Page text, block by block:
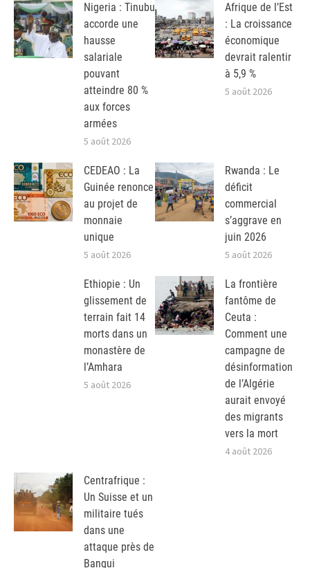
Nigeria : Tinubu
accorde une
hausse
salariale
pouvant
atteindre 80 %
aux forces
armées
5 août 2026
Afrique de l’Est
: La croissance
économique
devrait ralentir
à 5,9 %
5 août 2026
CEDEAO : La
Guinée renonce
au projet de
monnaie
unique
5 août 2026
Rwanda : Le
déficit
commercial
s’aggrave en
juin 2026
5 août 2026
Ethiopie : Un
glissement de
terrain fait 14
morts dans un
monastère de
l’Amhara
5 août 2026
La frontière
fantôme de
Ceuta :
Comment une
campagne de
désinformation
de l’Algérie
aurait envoyé
des migrants
vers la mort
4 août 2026
Centrafrique :
Un Suisse et un
militaire tués
dans une
attaque près de
Bangui